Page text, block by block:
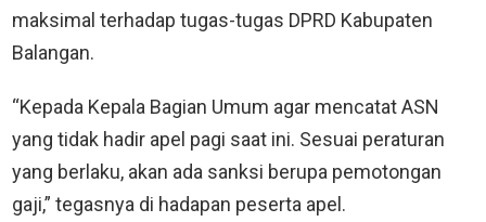
maksimal terhadap tugas-tugas DPRD Kabupaten
Balangan.
“Kepada Kepala Bagian Umum agar mencatat ASN
yang tidak hadir apel pagi saat ini. Sesuai peraturan
yang berlaku, akan ada sanksi berupa pemotongan
gaji,” tegasnya di hadapan peserta apel.